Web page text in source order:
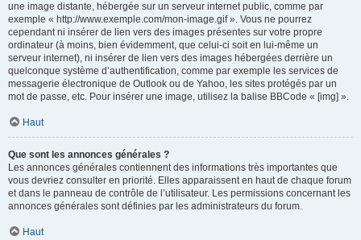
une image distante, hébergée sur un serveur internet public, comme par
exemple « http://www.exemple.com/mon-image.gif ». Vous ne pourrez
cependant ni insérer de lien vers des images présentes sur votre propre
ordinateur (à moins, bien évidemment, que celui-ci soit en lui-même un
serveur internet), ni insérer de lien vers des images hébergées derrière un
quelconque système d’authentification, comme par exemple les services de
messagerie électronique de Outlook ou de Yahoo, les sites protégés par un
mot de passe, etc. Pour insérer une image, utilisez la balise BBCode « [img] ».
Haut
Que sont les annonces générales ?
Les annonces générales contiennent des informations très importantes que
vous devriez consulter en priorité. Elles apparaissent en haut de chaque forum
et dans le panneau de contrôle de l’utilisateur. Les permissions concernant les
annonces générales sont définies par les administrateurs du forum.
Haut